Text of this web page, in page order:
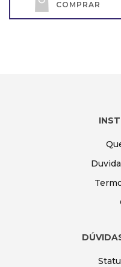
COMPRAR